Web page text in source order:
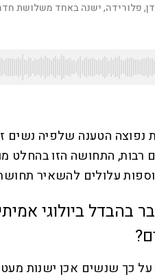
פלורידה, ישנה באחד משלושת
נפוצה הטענה שלפיה נשים
רבות, התחושה הזו בהחלט
עלולים להשאיר
בהבדל ביולוגי
כך שנשים אכן ישנות